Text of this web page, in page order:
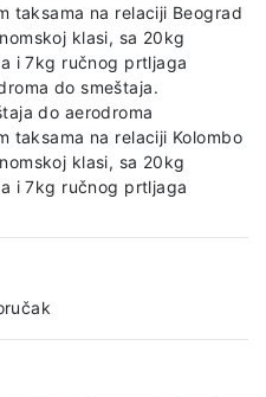
taksama na relaciji Beograd
klasi, sa 20kg
i 7kg ručnog prtljaga
do smeštaja.
do aerodroma
taksama na relaciji Kolombo
klasi, sa 20kg
i 7kg ručnog prtljaga